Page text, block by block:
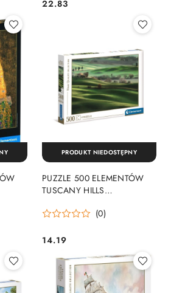
Cena:
22.83
PUZZLE 500 ELEMENTÓW
TUSCANY HILLS
CLEMENTONI (0)
Cena:
14.19
PRODUKT NIEDOSTĘPNY